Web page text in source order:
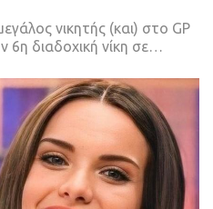
νικητής (και) στο GP
διαδοχική νίκη σε…